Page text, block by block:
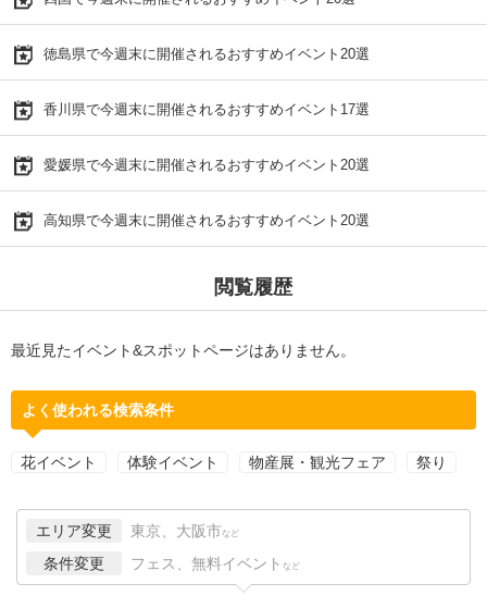
徳島県で今週末に開催されるおすすめイベント20選
香川県で今週末に開催されるおすすめイベント17選
愛媛県で今週末に開催されるおすすめイベント20選
高知県で今週末に開催されるおすすめイベント20選
閲覧履歴
最近見たイベント&スポットページはありません。
よく使われる検索条件
花イベント 体験イベント 物産展・観光フェア 祭り
エリア変更 東京、大阪市 など
条件変更 フェス、無料イベント など